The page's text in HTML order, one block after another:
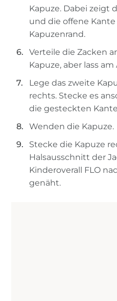
Kapuze. Dabei zeigt
und die offene
Kapuzenrand.
Verteile die Zacken
Kapuze, aber lass
Lege das zweite
rechts. Stecke es
die gesteckten
Wenden die Kapuze.
Stecke die Kapuze
Halsausschnitt der
Kinderoverall FLO
genäht.